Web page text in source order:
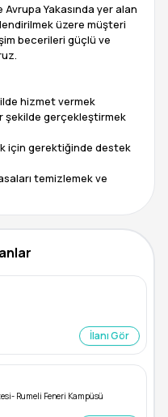
Yakasında yer alan
üzere müşteri
becerileri güçlü ve
hizmet vermek
şekilde gerçekleştirmek
için gerektiğinde destek
temizlemek ve
İlanı Gör
Rumeli Feneri Kampüsü